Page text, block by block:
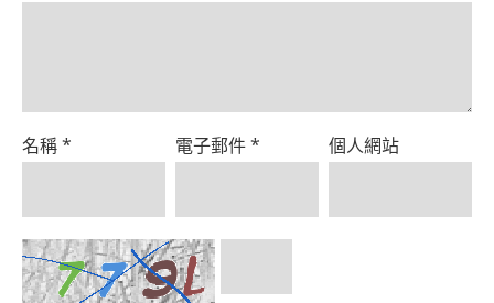
名稱* 電子郵件* 個人網站